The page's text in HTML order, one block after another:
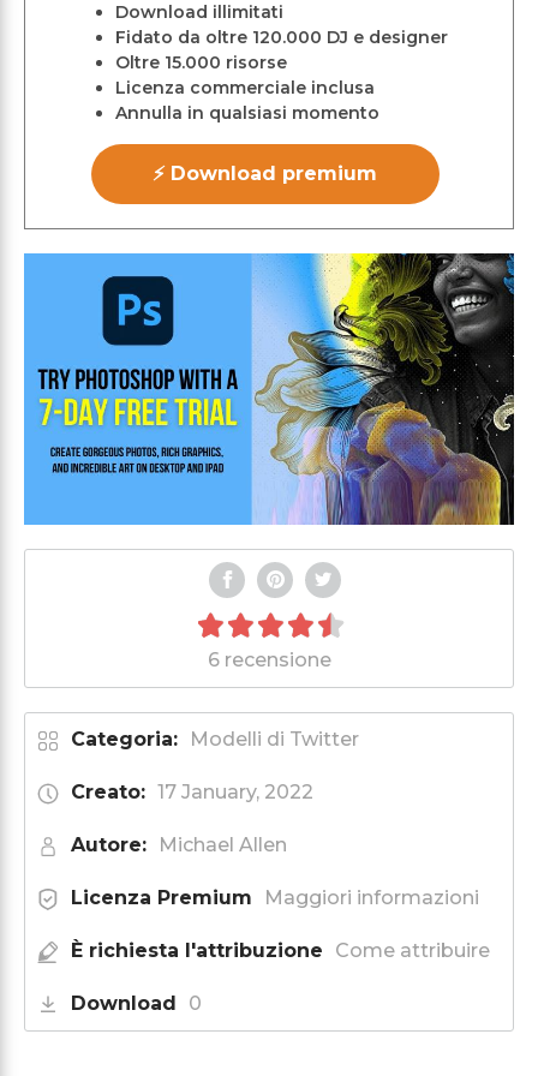
Download illimitati
Fidato da oltre 120.000 DJ e designer
Oltre 15.000 risorse
Licenza commerciale inclusa
Annulla in qualsiasi momento
⚡ Download premium
6 recensione
Categoria: Modelli di Twitter
Creato: 17 January, 2022
Autore: Michael Allen
Licenza Premium Maggiori informazioni
È richiesta l'attribuzione Come attribuire
Download 0